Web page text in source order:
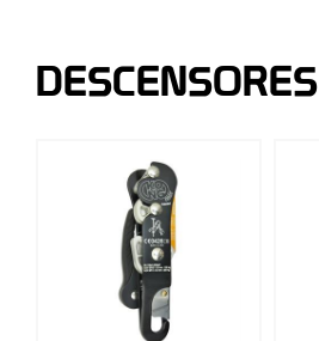
DESCENSORES